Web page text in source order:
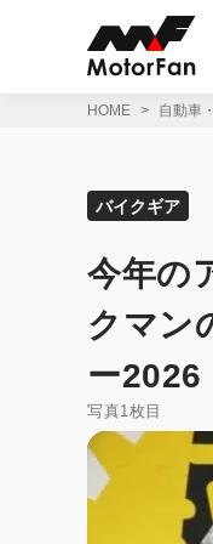
HOME 自動車
バイクギア
今年の
クマン
ー2026
写真1枚目